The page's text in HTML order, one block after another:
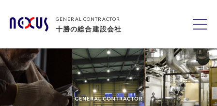
GENERAL CONTRACTOR
十勝の総合建設会社